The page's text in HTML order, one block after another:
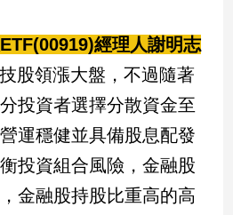
經理人謝明志
股領漲大盤，不過隨著
投資者選擇分散資金至
運穩健並具備股息配發
投資組合風險，金融股
金融股持股比重高的高